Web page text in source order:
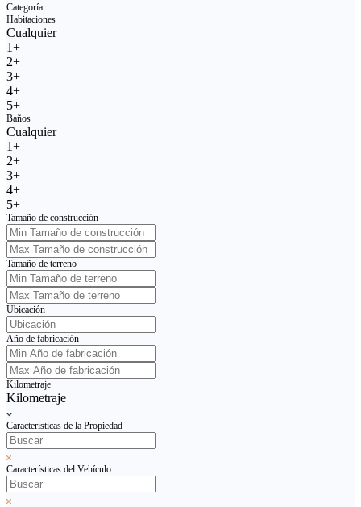
Categoría
Habitaciones
Cualquier
1+
2+
3+
4+
5+
Baños
Cualquier
1+
2+
3+
4+
5+
Tamaño de construcción
Tamaño de terreno
Ubicación
Año de fabricación
Kilometraje
Kilometraje
Características de la Propiedad
Características del Vehículo